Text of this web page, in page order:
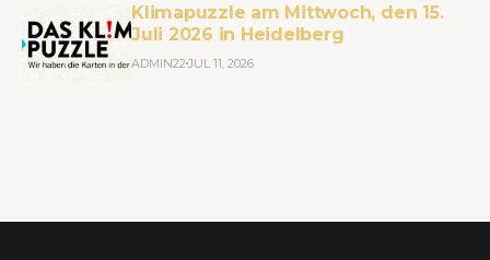
Klimapuzzle am Mittwoch, den 15.
Juli 2026 in Heidelberg
ADMIN22 JUL 11, 2026